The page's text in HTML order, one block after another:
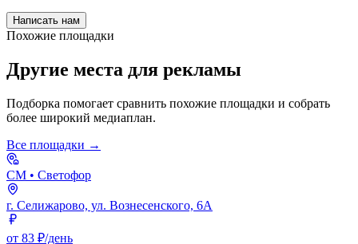
Написать нам
Похожие площадки
Другие места для рекламы
Подборка помогает сравнить похожие площадки и собрать
более широкий медиаплан.
Все площадки →
СМ • Светофор
г. Селижарово, ул. Вознесенского, 6А
от 83 ₽/день